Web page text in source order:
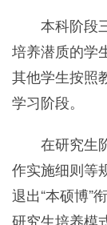
本科阶段
培养潜质的学
其他学生按照
学习阶段。
在研究生
作实施细则等
退出“本硕博”
研究生培养模